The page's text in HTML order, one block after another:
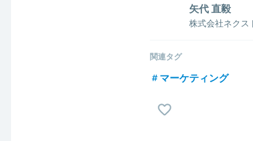
矢代 直毅
株式会社ネクス
付けた後、より事業成長
ケティング、CRM、SNS
関連タグ
マーケティング